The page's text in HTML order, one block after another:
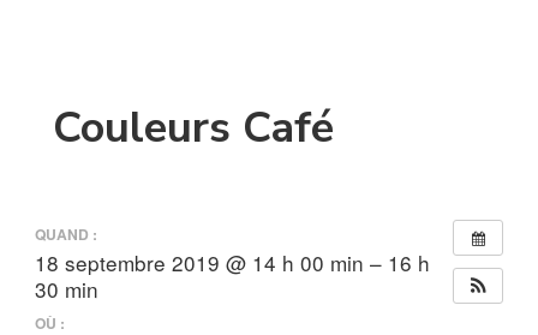
Couleurs Café
QUAND :
18 septembre 2019 @ 14 h 00 min – 16 h
30 min
OÙ :